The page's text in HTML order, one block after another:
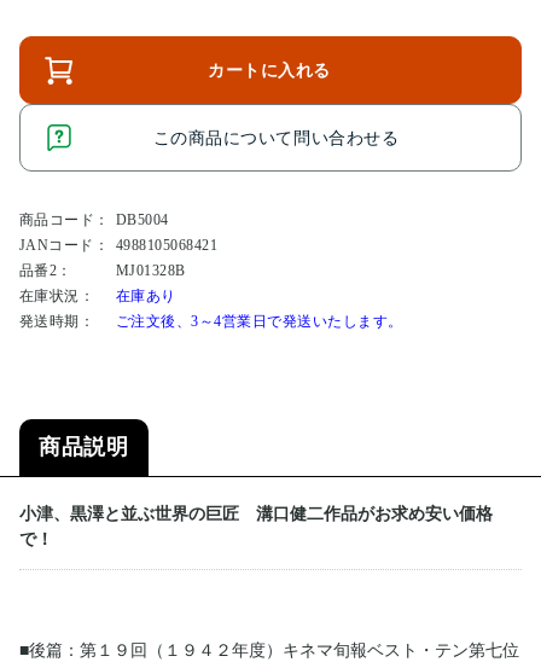
カートに入れる
この商品について問い合わせる
商品コード：
DB5004
JANコード：
4988105068421
品番2：
MJ01328B
在庫状況：
在庫あり
発送時期：
ご注文後、3～4営業日で発送いたします。
商品説明
小津、黒澤と並ぶ世界の巨匠 溝口健二作品がお求め安い価格
で！
■後篇：第１９回（１９４２年度）キネマ旬報ベスト・テン第七位